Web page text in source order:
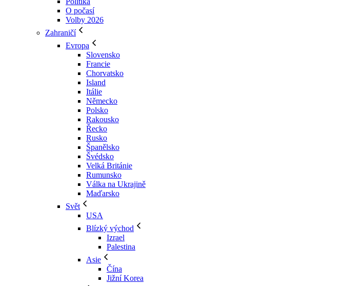
O počasí
Volby 2026
Zahraničí
Evropa
Slovensko
Francie
Chorvatsko
Island
Itálie
Německo
Polsko
Rakousko
Řecko
Rusko
Španělsko
Švédsko
Velká Británie
Rumunsko
Válka na Ukrajině
Maďarsko
Svět
USA
Blízký východ
Izrael
Palestina
Asie
Čína
Jižní Korea